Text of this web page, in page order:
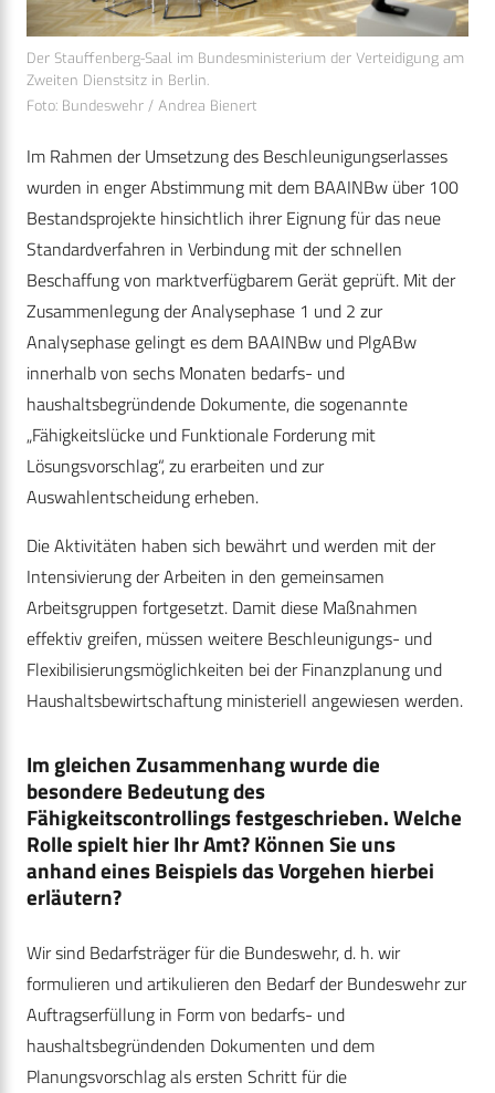
Der Stauffenberg-Saal im Bundesministerium der Verteidigung am
Zweiten Dienstsitz in Berlin.
Foto: Bundeswehr / Andrea Bienert
Im Rahmen der Umsetzung des Beschleunigungserlasses
wurden in enger Abstimmung mit dem BAAINBw über 100
Bestandsprojekte hinsichtlich ihrer Eignung für das neue
Standardverfahren in Verbindung mit der schnellen
Beschaffung von marktverfügbarem Gerät geprüft. Mit der
Zusammenlegung der Analysephase 1 und 2 zur
Analysephase gelingt es dem BAAINBw und PlgABw
innerhalb von sechs Monaten bedarfs- und
haushaltsbegründende Dokumente, die sogenannte
„Fähigkeitslücke und Funktionale Forderung mit
Lösungsvorschlag“, zu erarbeiten und zur
Auswahlentscheidung erheben.
Die Aktivitäten haben sich bewährt und werden mit der
Intensivierung der Arbeiten in den gemeinsamen
Arbeitsgruppen fortgesetzt. Damit diese Maßnahmen
effektiv greifen, müssen weitere Beschleunigungs- und
Flexibilisierungsmöglichkeiten bei der Finanzplanung und
Haushaltsbewirtschaftung ministeriell angewiesen werden.
Im gleichen Zusammenhang wurde die
besondere Bedeutung des
Fähigkeitscontrollings festgeschrieben. Welche
Rolle spielt hier Ihr Amt? Können Sie uns
anhand eines Beispiels das Vorgehen hierbei
erläutern?
Wir sind Bedarfsträger für die Bundeswehr, d. h. wir
formulieren und artikulieren den Bedarf der Bundeswehr zur
Auftragserfüllung in Form von bedarfs- und
haushaltsbegründenden Dokumenten und dem
Planungsvorschlag als ersten Schritt für die